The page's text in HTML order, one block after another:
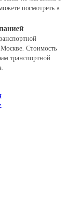
посмотреть в
Стоимость
транспортной